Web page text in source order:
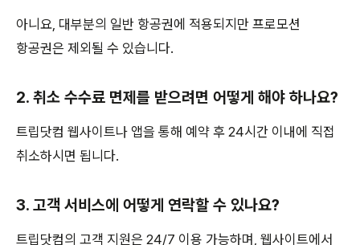
아니요, 대부분의 일반 항공권에 적용되지만 프로모션
항공권은 제외될 수 있습니다.
2. 취소 수수료 면제를 받으려면 어떻게 해야 하나요?
트립닷컴 웹사이트나 앱을 통해 예약 후 24시간 이내에 직접
취소하시면 됩니다.
3. 고객 서비스에 어떻게 연락할 수 있나요?
트립닷컴의 고객 지원은 24/7 이용 가능하며, 웹사이트에서